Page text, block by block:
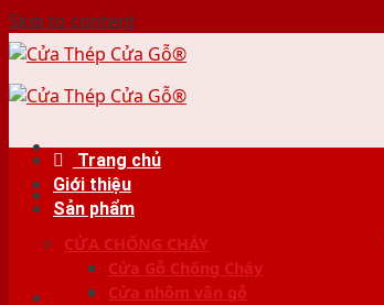
Skip to content
Trang chủ
Giới thiệu
Sản phẩm
CỬA CHỐNG CHÁY
Cửa Gỗ Chống Cháy
Cửa nhôm vân gỗ